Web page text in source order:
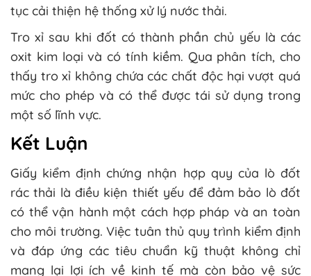
tục cải thiện hệ thống xử lý nước thải.
Tro xỉ sau khi đốt có thành phần chủ yếu là các
oxit kim loại và có tính kiềm. Qua phân tích, cho
thấy tro xỉ không chứa các chất độc hại vượt quá
mức cho phép và có thể được tái sử dụng trong
một số lĩnh vực.
Kết Luận
Giấy kiểm định chứng nhận hợp quy của lò đốt
rác thải là điều kiện thiết yếu để đảm bảo lò đốt
có thể vận hành một cách hợp pháp và an toàn
cho môi trường. Việc tuân thủ quy trình kiểm định
và đáp ứng các tiêu chuẩn kỹ thuật không chỉ
mang lại lợi ích về kinh tế mà còn bảo vệ sức